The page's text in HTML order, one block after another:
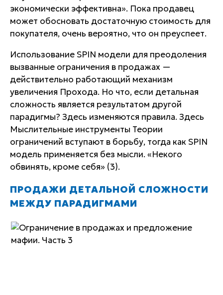
экономически эффективна». Пока продавец
может обосновать достаточную стоимость для
покупателя, очень вероятно, что он преуспеет.
Использование SPIN модели для преодоления
вызванные ограничения в продажах —
действительно работающий механизм
увеличения Прохода. Но что, если детальная
сложность является результатом другой
парадигмы? Здесь изменяются правила. Здесь
Мыслительные инструменты Теории
ограничений вступают в борьбу, тогда как SPIN
модель применяется без мысли. «Некого
обвинять, кроме себя» (3).
ПРОДАЖИ ДЕТАЛЬНОЙ СЛОЖНОСТИ
МЕЖДУ ПАРАДИГМАМИ